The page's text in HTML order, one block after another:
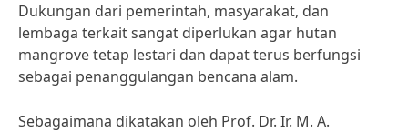
Dukungan dari pemerintah, masyarakat, dan
lembaga terkait sangat diperlukan agar hutan
mangrove tetap lestari dan dapat terus berfungsi
sebagai penanggulangan bencana alam.
Sebagaimana dikatakan oleh Prof. Dr. Ir. M. A.